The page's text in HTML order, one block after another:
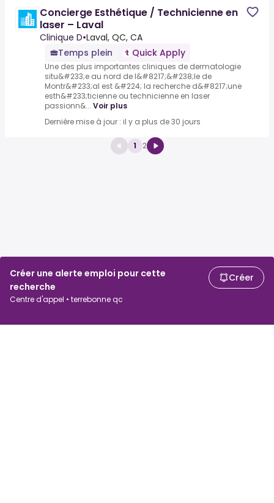
Créer une alerte emploi pour cette
recherche
Centre d'appel • terrebonne qc
Créer
Concierge Esthétique / Technicienne en
laser – Laval
Clinique D•Laval, QC, CA
Temps plein
Quick Apply
Une des plus importantes cliniques de dermatologie
situ&#233;e au nord de l&#8217;&#238;le de
Montr&#233;al est &#224; la recherche d&#8217;une
esth&#233;ticienne ou technicienne en laser
passionn&... Voir plus
Dernière mise à jour : il y a plus de 30 jours
1 2